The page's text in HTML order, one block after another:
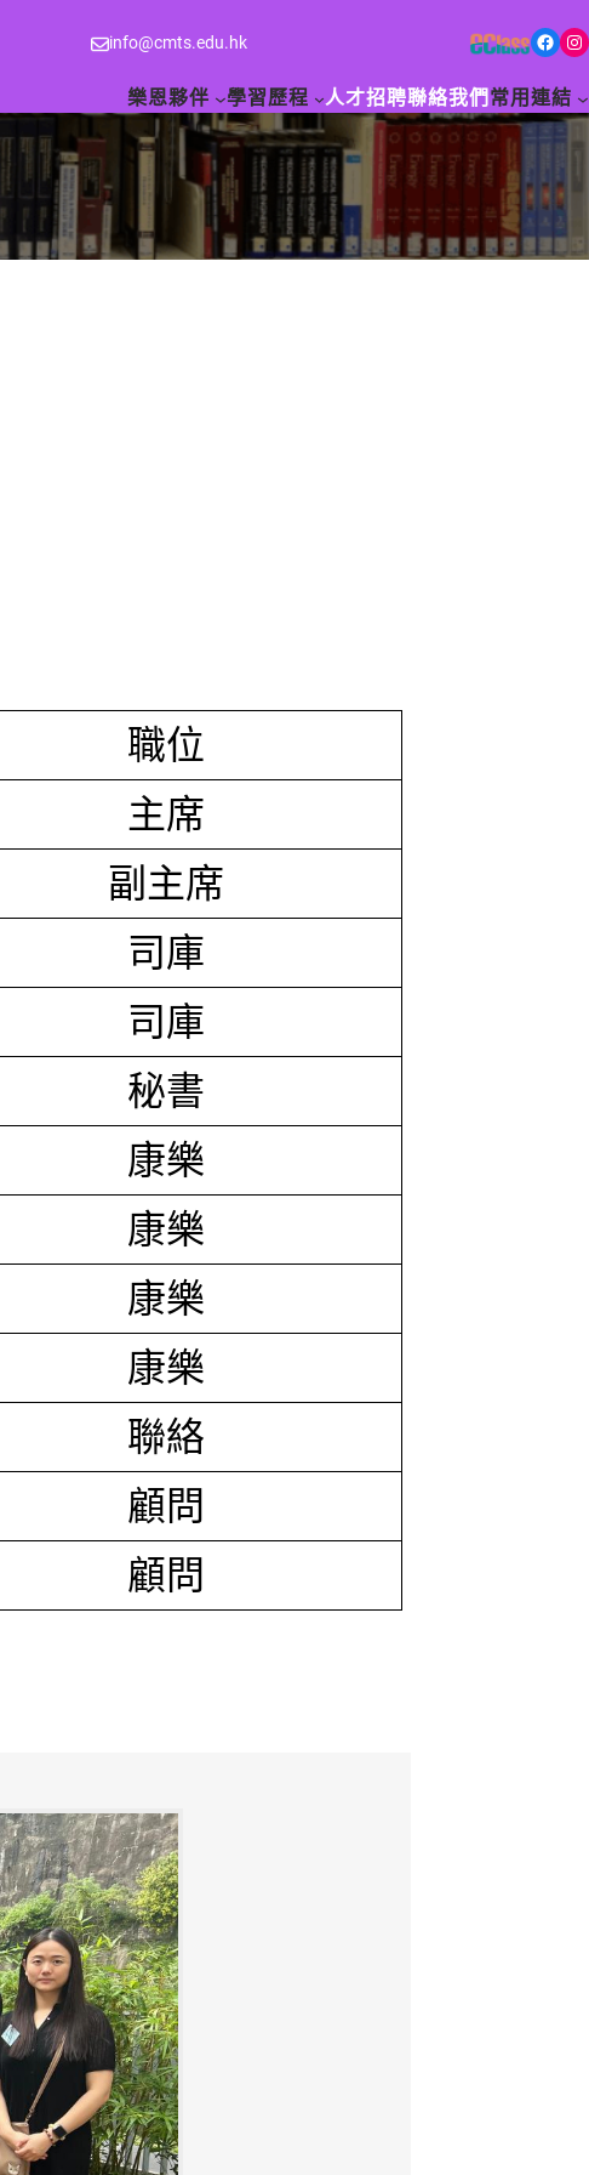
info@cmts.edu.hk Facebook Instagram
樂恩夥伴 學習歷程 人才招聘聯絡我們 常用連結
職位
主席
副主席
司庫
司庫
秘書
康樂
康樂
康樂
康樂
聯絡
顧問
顧問